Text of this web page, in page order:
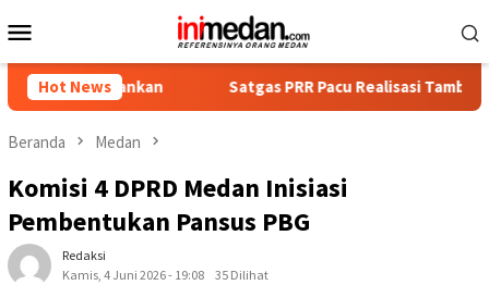
ke
Mobile
Hot News Satgas PRR Pacu Realisasi Tambahan TKD
Beranda Medan
Komisi 4 DPRD Medan Inisiasi
Pembentukan Pansus PBG
Redaksi
Kamis, 4 Juni 2026 - 19:08
35 Dilihat